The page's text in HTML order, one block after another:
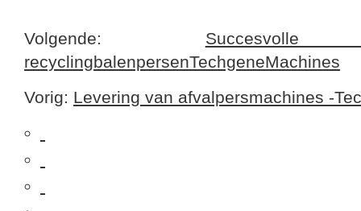
Volgende:
recyclingbalenpersenTechgeneMachines
Vorig: Levering van afvalpersmachines -